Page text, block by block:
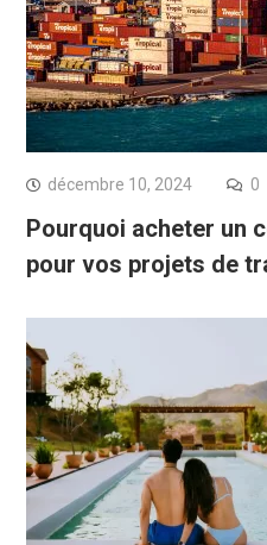
décembre 10, 2024 0
Pourquoi acheter un
pour vos projets de